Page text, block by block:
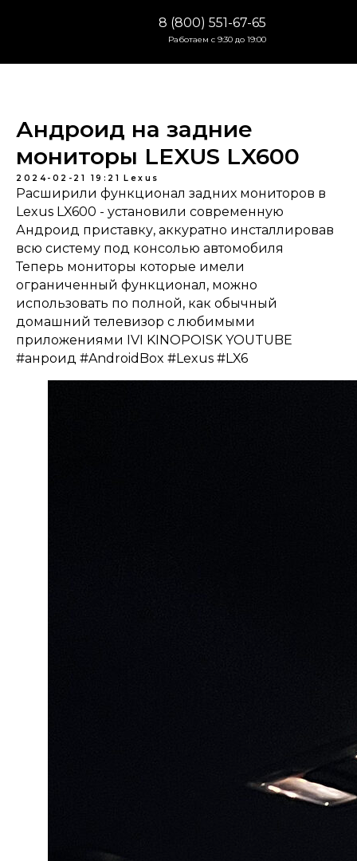
Работаем с 9:30 до 19:00
8 (800) 551-67-65
Андроид на задние
мониторы LEXUS LX600
2024-02-21 19:21 Lexus
Расширили функционал задних мониторов в
Lexus LX600 - установили современную
Андроид приставку, аккуратно инсталлировав
всю систему под консолью автомобиля
Теперь мониторы которые имели
ограниченный функционал, можно
использовать по полной, как обычный
домашний телевизор с любимыми
приложениями IVI KINOPOISK YOUTUBE
#анроид #AndroidBox #Lexus #LX6